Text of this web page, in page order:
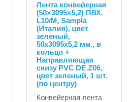
Лента конвейерная
(50×3095×5,2) ПВХ,
L10/M, Sampla
(Италия), цвет
зеленый,
50х3095х5,2 мм., в
кольцо +
Направляющая
снизу PVC DE.Z06,
цвет зеленый, 1 шт.
(по центру)
Конвейерная лента